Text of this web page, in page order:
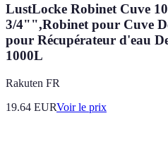
LustLocke Robinet Cuve
3/4"",Robinet pour Cuve
pour Récupérateur d'eau
1000L
Rakuten FR
19.64 EURVoir le prix